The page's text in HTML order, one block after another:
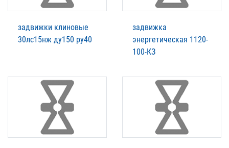
задвижки клиновые
30лс15нж ду150 ру40
задвижка
энергетическая 1120-
100-КЗ